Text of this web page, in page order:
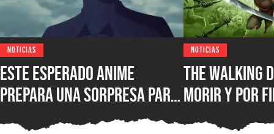
NOTICIAS
Este esperado anime
prepara una sorpresa para
septiembre y los fans de
NOTICIAS
The Walking
morir y por
conocer la